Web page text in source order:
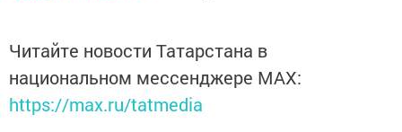
Читайте новости Татарстана в
национальном мессенджере MАХ:
https://max.ru/tatmedia